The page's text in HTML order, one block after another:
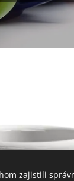
zajistili